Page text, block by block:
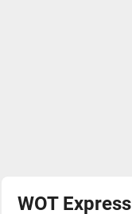
WOT Express